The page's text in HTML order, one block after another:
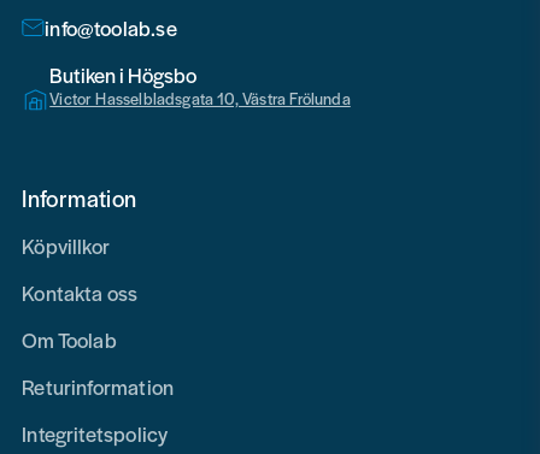
info@toolab.se
Butiken i Högsbo
Victor Hasselbladsgata 10, Västra Frölunda
Information
Köpvillkor
Kontakta oss
Om Toolab
Returinformation
Integritetspolicy